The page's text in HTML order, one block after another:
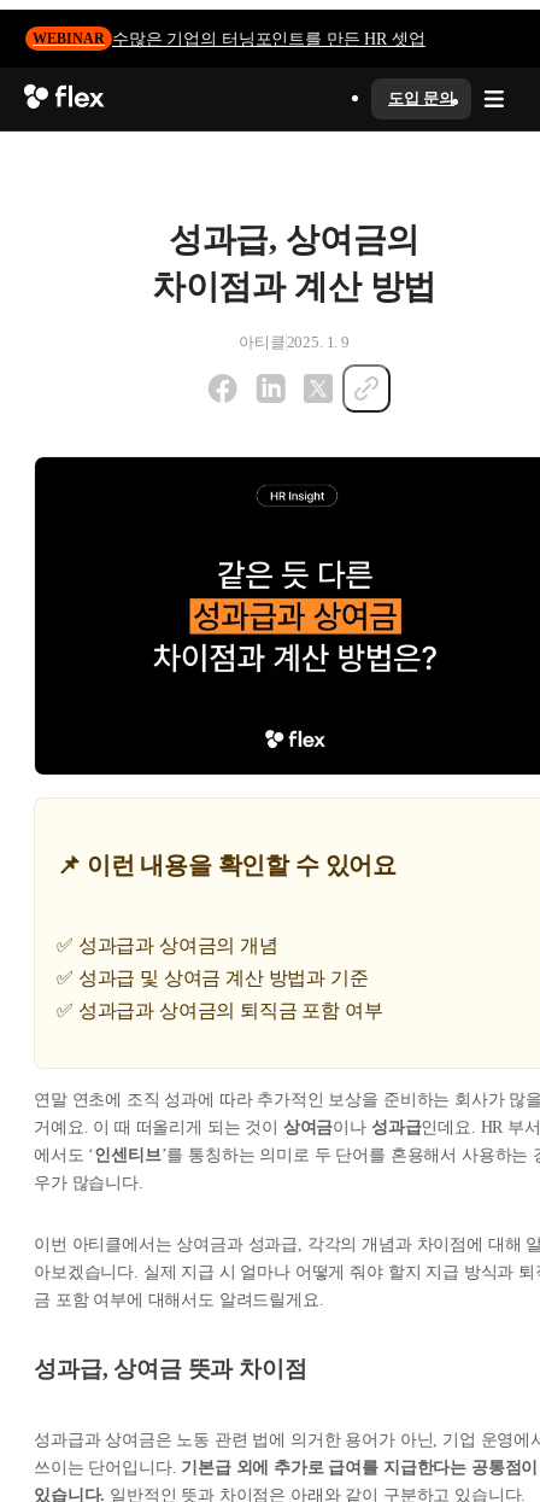
WEBINAR 수많은 기업의 터닝포인트를 만든 HR 셋업
도입 문의
성과급, 상여금의
차이점과 계산 방법
아티클 2025. 1. 9
📌 이런 내용을 확인할 수 있어요
✅ 성과급과 상여금의 개념
✅ 성과급 및 상여금 계산 방법과 기준
✅ 성과급과 상여금의 퇴직금 포함 여부
연말 연초에 조직 성과에 따라 추가적인 보상을 준비하는 회사가 많
거예요. 이 때 떠올리게 되는 것이 상여금이나 성과급인데요. HR 부서
에서도 ‘인센티브’를 통칭하는 의미로 두 단어를 혼용해서 사용하는
우가 많습니다.
이번 아티클에서는 상여금과 성과급, 각각의 개념과 차이점에 대해
아보겠습니다. 실제 지급 시 얼마나 어떻게 줘야 할지 지급 방식과 퇴
금 포함 여부에 대해서도 알려드릴게요.
성과급, 상여금 뜻과 차이점
성과급과 상여금은 노동 관련 법에 의거한 용어가 아닌, 기업 운영에
쓰이는 단어입니다. 기본급 외에 추가로 급여를 지급한다는 공통점이
있습니다. 일반적인 뜻과 차이점은 아래와 같이 구분하고 있습니다.